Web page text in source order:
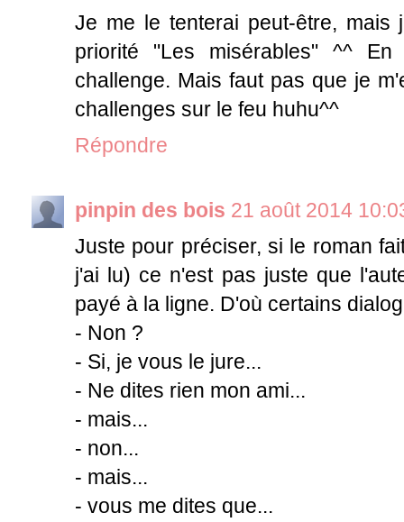
Je me le tenterai peut-être, mais
priorité "Les misérables" ^^
challenge. Mais faut pas que je
challenges sur le feu huhu^^
Répondre
pinpin des bois 21 août 2014
Juste pour préciser, si le roman
j'ai lu) ce n'est pas juste que
payé à la ligne. D'où certains
- Non ?
- Si, je vous le jure...
- Ne dites rien mon ami...
- mais...
- non...
- mais...
- vous me dites que...